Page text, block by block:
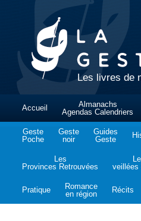
Les livres de
Accueil
Almanachs
Agendas Calendriers
Geste
Poche
Geste
noir
Guides
Geste
Les
Provinces Retrouvées
veillées
Pratique
Romance
en région
Récits